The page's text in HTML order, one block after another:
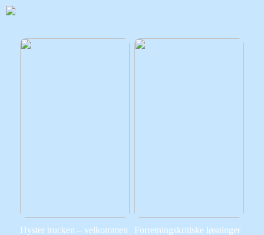
Hyster trucken – velkommen
Forretningskritiske løsninger